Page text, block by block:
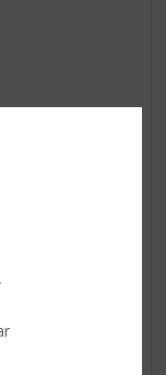
fruit de
sappig fruit is
en het
en krachtig.